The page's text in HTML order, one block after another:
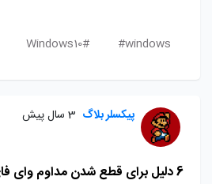
windows#
Windows10#
پیکسلر بلاگ 3 سال پیش
6 دلیل برای قطع شدن مداوم وای فای